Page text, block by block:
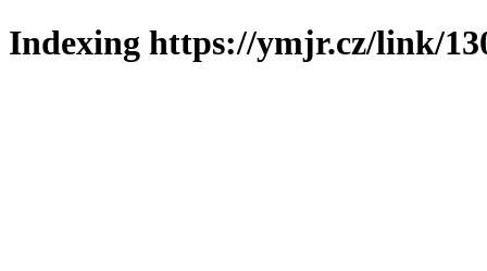
Indexing https://ymjr.cz/link/